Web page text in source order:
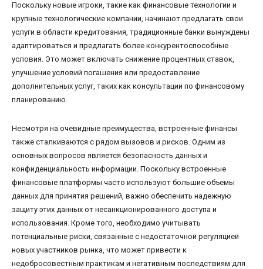
Поскольку новые игроки, такие как финансовые технологии и
крупные технологические компании, начинают предлагать свои
услуги в области кредитования, традиционные банки вынуждены
адаптироваться и предлагать более конкурентоспособные
условия. Это может включать снижение процентных ставок,
улучшение условий погашения или предоставление
дополнительных услуг, таких как консультации по финансовому
планированию.
Несмотря на очевидные преимущества, встроенные финансы
также сталкиваются с рядом вызовов и рисков. Одним из
основных вопросов является безопасность данных и
конфиденциальность информации. Поскольку встроенные
финансовые платформы часто используют большие объемы
данных для принятия решений, важно обеспечить надежную
защиту этих данных от несанкционированного доступа и
использования. Кроме того, необходимо учитывать
потенциальные риски, связанные с недостаточной регуляцией
новых участников рынка, что может привести к
недобросовестным практикам и негативным последствиям для